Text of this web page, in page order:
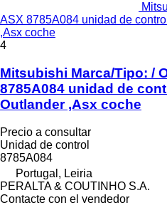
ASX 8785A084 unidad de
,Asx coche
4
Mitsubishi Marca/Tipo: /
8785A084 unidad de
Outlander ,Asx coche
Precio a consultar
Unidad de control
8785A084
Portugal, Leiria
PERALTA & COUTINHO S.A.
Contacte con el vendedor